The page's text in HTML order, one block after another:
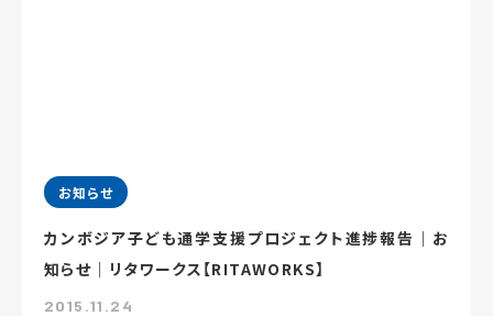
お知らせ
カンボジア子ども通学支援プロジェクト進捗報告｜お
知らせ｜リタワークス【RITAWORKS】
2015.11.24